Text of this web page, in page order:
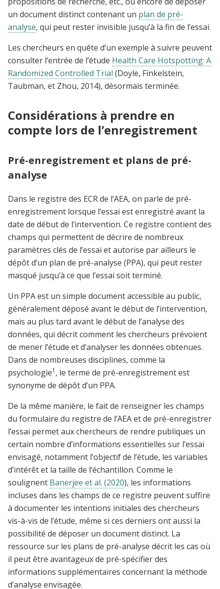
un document distinct contenant un plan de pré-
analyse, qui peut rester invisible jusqu’à la fin de l’essai.
Les chercheurs en quête d’un exemple à suivre peuvent
consulter l’entrée de l’étude Health Care Hotspotting: A
Randomized Controlled Trial (Doyle, Finkelstein,
Taubman, et Zhou, 2014), désormais terminée.
Considérations à prendre en
compte lors de l’enregistrement
Pré-enregistrement et plans de pré-
analyse
Dans le registre des ECR de l’AEA, on parle de pré-
enregistrement lorsque l’essai est enregistré avant la
date de début de l’intervention. Ce registre contient des
champs qui permettent de décrire de nombreux
paramètres clés de l’essai et autorise par ailleurs le
dépôt d’un plan de pré-analyse (PPA), qui peut rester
masqué jusqu’à ce que l’essai soit terminé.
Un PPA est un simple document accessible au public,
généralement déposé avant le début de l’intervention,
mais au plus tard avant le début de l’analyse des
données, qui décrit comment les chercheurs prévoient
de mener l’étude et d’analyser les données obtenues.
Dans de nombreuses disciplines, comme la
psychologie1 , le terme de pré-enregistrement est
synonyme de dépôt d’un PPA.
De la même manière, le fait de renseigner les champs
du formulaire du registre de l’AEA et de pré-enregistrer
l’essai permet aux chercheurs de rendre publiques un
certain nombre d’informations essentielles sur l’essai
envisagé, notamment l’objectif de l’étude, les variables
d’intérêt et la taille de l’échantillon. Comme le
soulignent Banerjee et al. (2020), les informations
incluses dans les champs de ce registre peuvent suffire
à documenter les intentions initiales des chercheurs
vis-à-vis de l’étude, même si ces derniers ont aussi la
possibilité de déposer un document distinct. La
ressource sur les plans de pré-analyse décrit les cas où
il peut être avantageux de pré-spécifier des
informations supplémentaires concernant la méthode
d’analyse envisagée.